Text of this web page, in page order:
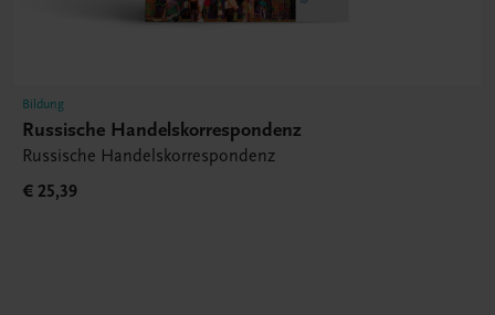
Bildung
Russische Handelskorrespondenz
Russische Handelskorrespondenz
€ 25,39